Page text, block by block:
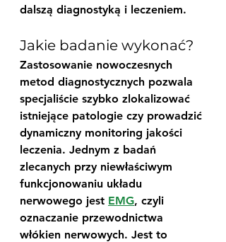
dalszą diagnostyką i leczeniem.
Jakie badanie wykonać?
Zastosowanie nowoczesnych
metod diagnostycznych pozwala
specjaliście szybko zlokalizować
istniejące patologie czy prowadzić
dynamiczny monitoring jakości
leczenia. Jednym z badań
zlecanych przy niewłaściwym
funkcjonowaniu układu
nerwowego jest EMG, czyli
oznaczanie przewodnictwa
włókien nerwowych. Jest to